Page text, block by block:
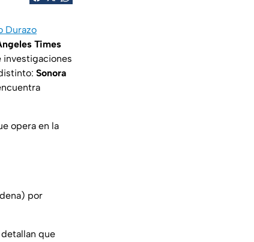
Durazo
Times
investigaciones
Sonora
opera en la
por
que